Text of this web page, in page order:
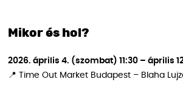
Mikor és hol?
2026. április 4. (szombat) 11:30 – április
📍 Time Out Market Budapest – Blaha